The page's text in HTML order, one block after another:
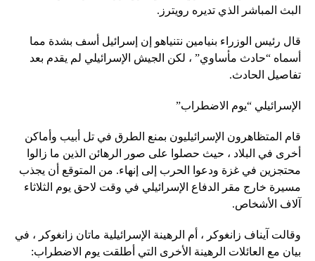
البث المباشر الذي تديره رويترز.
قال رئيس الوزراء بنيامين نتنياهو إن إسرائيل أسف بشدة مما
أسماه “حادث مأساوي” ، لكن الجيش الإسرائيلي لم يقدم بعد
تفاصيل الحادث.
الإسرائيلي “يوم الاضطراب”
قام المتظاهرون الإسرائيليون بمنع الطرق في تل أبيب وأماكن
أخرى في البلاد ، حيث حصلوا على صور الرهائن الذين ما زالوا
محتجزين في غزة ودعوا الحرب إلى إنهاء. من المتوقع أن يجذب
مسيرة خارج مقر الدفاع الإسرائيلي في وقت لاحق يوم الثلاثاء
آلاف الأشخاص.
وقالت آيناف زانغوكر ، أم الرهينة الإسرائيلية ماتان زانغوكر ، في
بيان مع العائلات الرهينة الأخرى التي أطلقت يوم الاضطراب: